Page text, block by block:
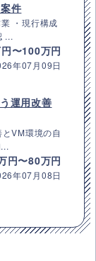
件
・現行構成
...
〜100万円
年07月09日
運用改善
VM環境の自
円〜80万円
年07月08日